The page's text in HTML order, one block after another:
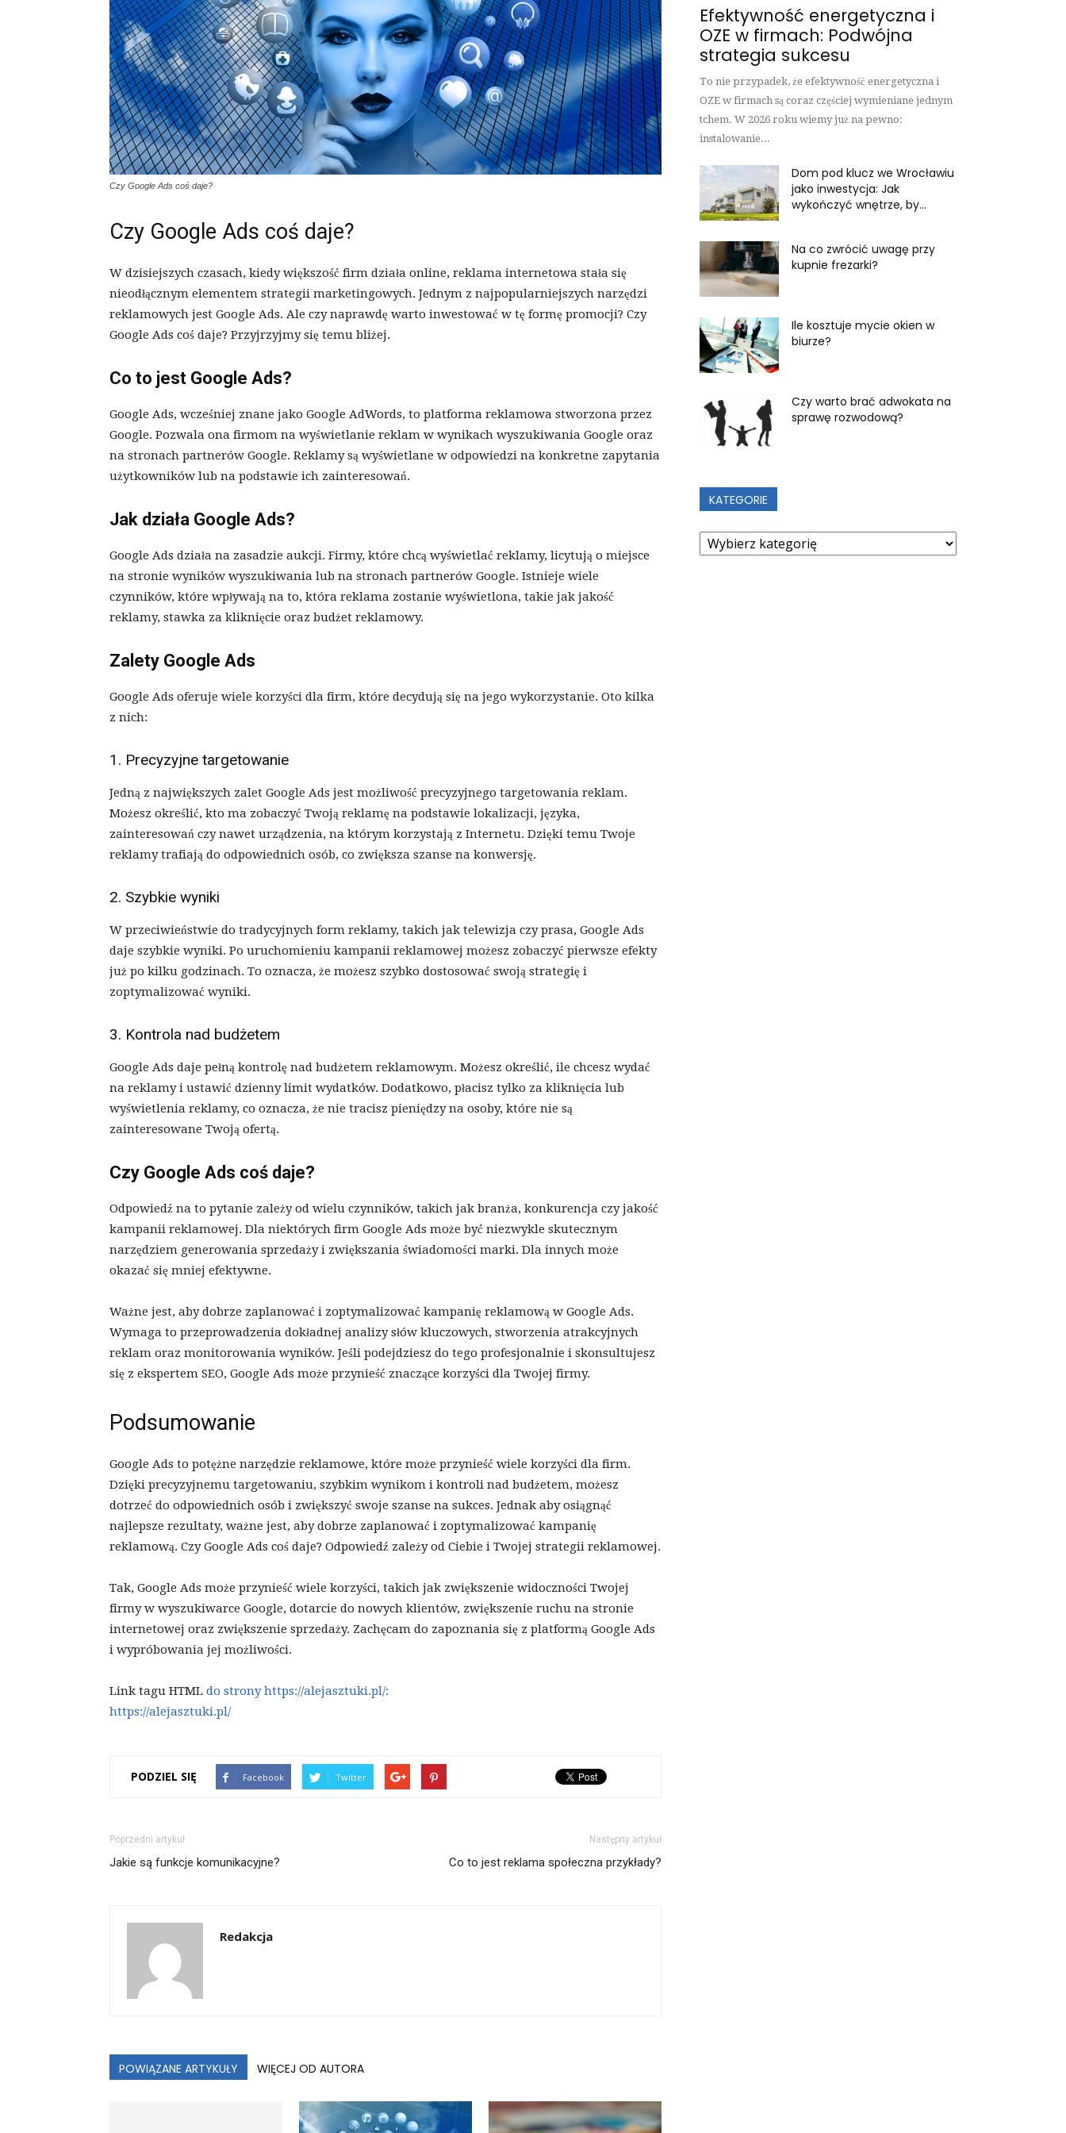
Czy Google Ads coś daje?
Czy Google Ads coś daje?
W dzisiejszych czasach, kiedy większość firm działa online, reklama internetowa stała się
nieodłącznym elementem strategii marketingowych. Jednym z najpopularniejszych narzędzi
reklamowych jest Google Ads. Ale czy naprawdę warto inwestować w tę formę promocji? Czy
Google Ads coś daje? Przyjrzyjmy się temu bliżej.
Co to jest Google Ads?
Google Ads, wcześniej znane jako Google AdWords, to platforma reklamowa stworzona przez
Google. Pozwala ona firmom na wyświetlanie reklam w wynikach wyszukiwania Google oraz
na stronach partnerów Google. Reklamy są wyświetlane w odpowiedzi na konkretne zapytania
użytkowników lub na podstawie ich zainteresowań.
Jak działa Google Ads?
Google Ads działa na zasadzie aukcji. Firmy, które chcą wyświetlać reklamy, licytują o miejsce
na stronie wyników wyszukiwania lub na stronach partnerów Google. Istnieje wiele
czynników, które wpływają na to, która reklama zostanie wyświetlona, takie jak jakość
reklamy, stawka za kliknięcie oraz budżet reklamowy.
Zalety Google Ads
Google Ads oferuje wiele korzyści dla firm, które decydują się na jego wykorzystanie. Oto kilka
z nich:
1. Precyzyjne targetowanie
Jedną z największych zalet Google Ads jest możliwość precyzyjnego targetowania reklam.
Możesz określić, kto ma zobaczyć Twoją reklamę na podstawie lokalizacji, języka,
zainteresowań czy nawet urządzenia, na którym korzystają z Internetu. Dzięki temu Twoje
reklamy trafiają do odpowiednich osób, co zwiększa szanse na konwersję.
2. Szybkie wyniki
W przeciwieństwie do tradycyjnych form reklamy, takich jak telewizja czy prasa, Google Ads
daje szybkie wyniki. Po uruchomieniu kampanii reklamowej możesz zobaczyć pierwsze efekty
już po kilku godzinach. To oznacza, że możesz szybko dostosować swoją strategię i
zoptymalizować wyniki.
3. Kontrola nad budżetem
Google Ads daje pełną kontrolę nad budżetem reklamowym. Możesz określić, ile chcesz wydać
na reklamy i ustawić dzienny limit wydatków. Dodatkowo, płacisz tylko za kliknięcia lub
wyświetlenia reklamy, co oznacza, że nie tracisz pieniędzy na osoby, które nie są
zainteresowane Twoją ofertą.
Czy Google Ads coś daje?
Odpowiedź na to pytanie zależy od wielu czynników, takich jak branża, konkurencja czy jakość
kampanii reklamowej. Dla niektórych firm Google Ads może być niezwykle skutecznym
narzędziem generowania sprzedaży i zwiększania świadomości marki. Dla innych może
okazać się mniej efektywne.
Ważne jest, aby dobrze zaplanować i zoptymalizować kampanię reklamową w Google Ads.
Wymaga to przeprowadzenia dokładnej analizy słów kluczowych, stworzenia atrakcyjnych
reklam oraz monitorowania wyników. Jeśli podejdziesz do tego profesjonalnie i skonsultujesz
się z ekspertem SEO, Google Ads może przynieść znaczące korzyści dla Twojej firmy.
Podsumowanie
Google Ads to potężne narzędzie reklamowe, które może przynieść wiele korzyści dla firm.
Dzięki precyzyjnemu targetowaniu, szybkim wynikom i kontroli nad budżetem, możesz
dotrzeć do odpowiednich osób i zwiększyć swoje szanse na sukces. Jednak aby osiągnąć
najlepsze rezultaty, ważne jest, aby dobrze zaplanować i zoptymalizować kampanię
reklamową. Czy Google Ads coś daje? Odpowiedź zależy od Ciebie i Twojej strategii reklamowej.
Tak, Google Ads może przynieść wiele korzyści, takich jak zwiększenie widoczności Twojej
firmy w wyszukiwarce Google, dotarcie do nowych klientów, zwiększenie ruchu na stronie
internetowej oraz zwiększenie sprzedaży. Zachęcam do zapoznania się z platformą Google Ads
i wypróbowania jej możliwości.
Link tagu HTML do strony https://alejasztuki.pl/:
https://alejasztuki.pl/
PODZIEL SIĘ Facebook Twitter
Poprzedni artykuł
Jakie są funkcje komunikacyjne?
Następny artykuł
Co to jest reklama społeczna przykłady?
Redakcja
POWIĄZANE ARTYKUŁY WIĘCEJ OD AUTORA
Efektywność energetyczna i
OZE w firmach: Podwójna
strategia sukcesu
To nie przypadek, że efektywność energetyczna i
OZE w firmach są coraz częściej wymieniane jednym
tchem. W 2026 roku wiemy już na pewno:
instalowanie...
Dom pod klucz we Wrocławiu
jako inwestycja: Jak
wykończyć wnętrze, by...
Na co zwrócić uwagę przy
kupnie frezarki?
Ile kosztuje mycie okien w
biurze?
Czy warto brać adwokata na
sprawę rozwodową?
KATEGORIE
Kategorie